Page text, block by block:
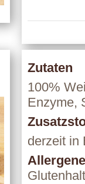
Zutaten
100%
Enzyme,
derzeit in
Allergene